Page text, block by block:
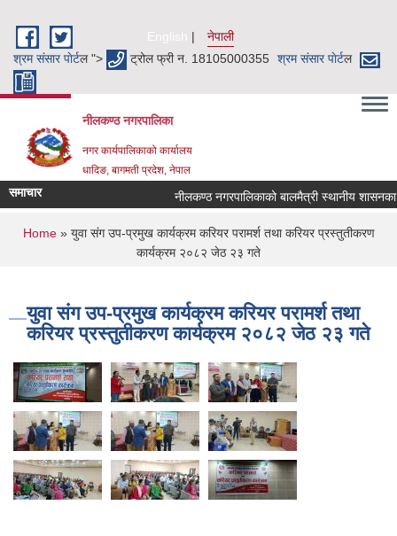
English
नेपाली
श्रम संसार पाेर्टल "> ट्रोल फ्री न. 18105000355 श्रम संसार पाेर्टल
नीलकण्ठ नगरपालिका
नगर कार्यपालिकाको कार्यालय
धादिङ, बागमती प्रदेश, नेपाल
समाचार नीलकण्ठ नगरपालिकाको बालमैत्री स्थानीय शासनका
You are here
Home» युवा संग उप-प्रमुख कार्यक्रम करियर परामर्श तथा करियर प्रस्तुतीकरण
कार्यक्रम २०८२ जेठ २३ गते
युवा संग उप-प्रमुख कार्यक्रम करियर परामर्श तथा
करियर प्रस्तुतीकरण कार्यक्रम २०८२ जेठ २३ गते